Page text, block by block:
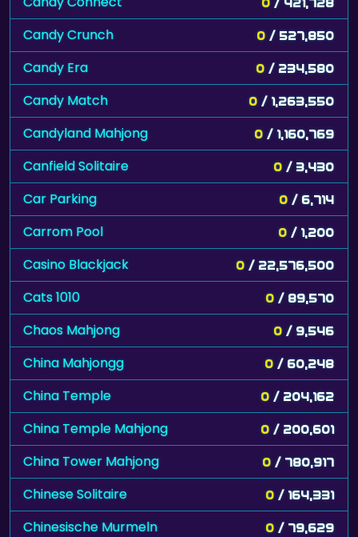
Candy Crunch 0 / 527,850
Candy Era 0 / 234,580
Candy Match 0 / 1,263,550
Candyland Mahjong 0 / 1,160,769
Canfield Solitaire 0 / 3,430
Car Parking 0 / 6,714
Carrom Pool 0 / 1,200
Casino Blackjack 0 / 22,576,500
Cats 1010 0 / 89,570
Chaos Mahjong 0 / 9,546
China Mahjongg 0 / 60,248
China Temple 0 / 204,162
China Temple Mahjong 0 / 200,601
China Tower Mahjong 0 / 780,917
Chinese Solitaire 0 / 164,331
Chinesische Murmeln 0 / 79,629